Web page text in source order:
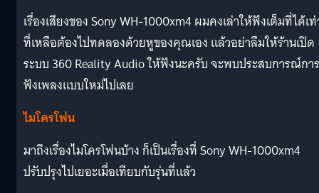
เรื่องเสียงของ Sony WH-1000xm4 ผมคงเล่าให้ฟังเต็มที่ได้เ
ที่เหลือต้องไปทดลองด้วยหูของคุณเอง แล้วอย่าลืมให้ร้านเปิด
ระบบ 360 Reality Audio ให้ฟังนะครับ จะพบประสบการณ์การ
ฟังเพลงแบบใหม่ไปเลย
ไมโครโฟน
มาถึงเรื่องไมโครโฟนบ้าง ก็เป็นเรื่องที่ Sony WH-1000xm4
ปรับปรุงไปเยอะเมื่อเทียบกับรุ่นที่แล้ว